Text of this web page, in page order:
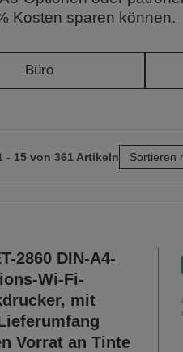
Kosten sparen können.
Büro
- 15 von 361 Artikeln Sortieren
2860 DIN-A4-
Wi-Fi-
mit
Vorrat an Tinte